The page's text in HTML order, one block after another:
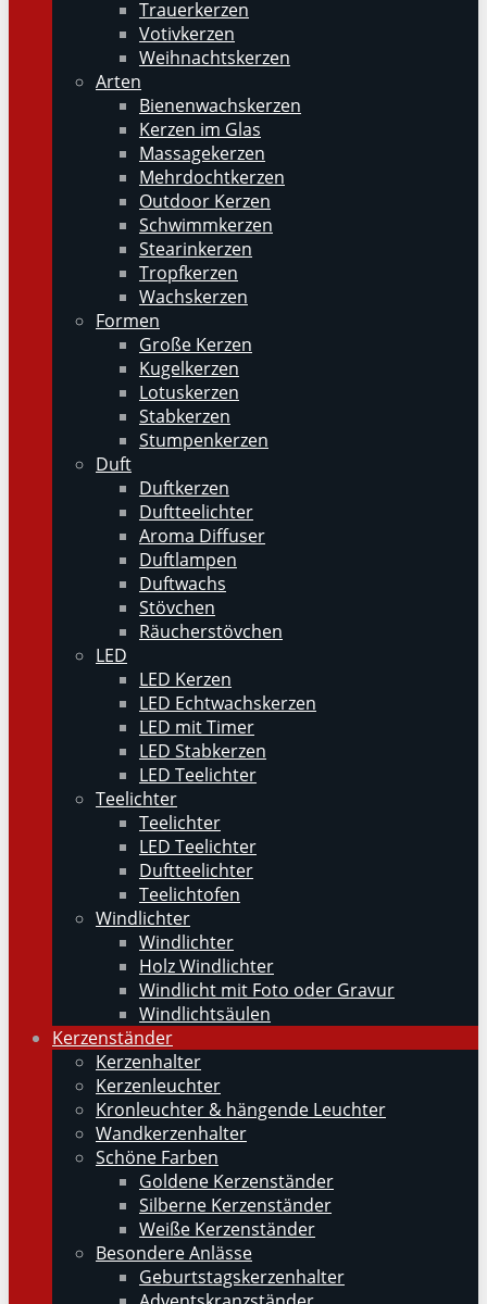
Trauerkerzen
Votivkerzen
Weihnachtskerzen
Arten
Bienenwachskerzen
Kerzen im Glas
Massagekerzen
Mehrdochtkerzen
Outdoor Kerzen
Schwimmkerzen
Stearinkerzen
Tropfkerzen
Wachskerzen
Formen
Große Kerzen
Kugelkerzen
Lotuskerzen
Stabkerzen
Stumpenkerzen
Duft
Duftkerzen
Duftteelichter
Aroma Diffuser
Duftlampen
Duftwachs
Stövchen
Räucherstövchen
LED
LED Kerzen
LED Echtwachskerzen
LED mit Timer
LED Stabkerzen
LED Teelichter
Teelichter
Teelichter
LED Teelichter
Duftteelichter
Teelichtofen
Windlichter
Windlichter
Holz Windlichter
Windlicht mit Foto oder Gravur
Windlichtsäulen
Kerzenständer
Kerzenhalter
Kerzenleuchter
Kronleuchter & hängende Leuchter
Wandkerzenhalter
Schöne Farben
Goldene Kerzenständer
Silberne Kerzenständer
Weiße Kerzenständer
Besondere Anlässe
Geburtstagskerzenhalter